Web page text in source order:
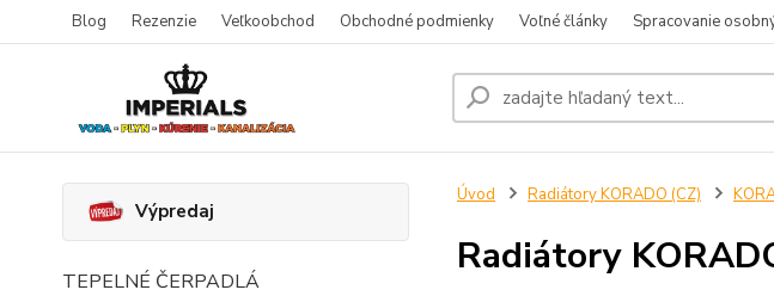
Blog Rezenzie Veľkoobchod Obchodné podmienky Voľné články Spracovanie
Výpredaj
TEPELNÉ ČERPADLÁ
Úvod Radiátory KORADO (CZ)
Radiátory